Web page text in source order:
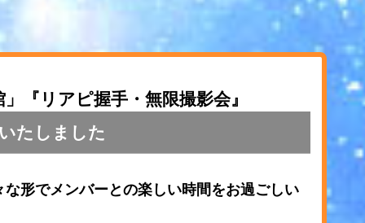
『リアピ握手・無限撮影会』
たしました
形でメンバーとの楽しい時間をお過ごしい